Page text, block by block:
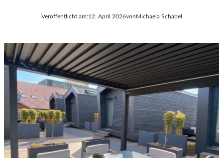
Veröffentlicht am:12. April 2026vonMichaela Schabel